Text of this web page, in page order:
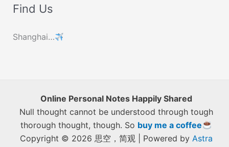
章
Find Us
Shanghai…
Online Personal Notes Happily Shared
Null thought cannot be understood through tough
thorough thought, though. So buy me a coffee
Copyright © 2026 思空，简观 | Powered by Astra